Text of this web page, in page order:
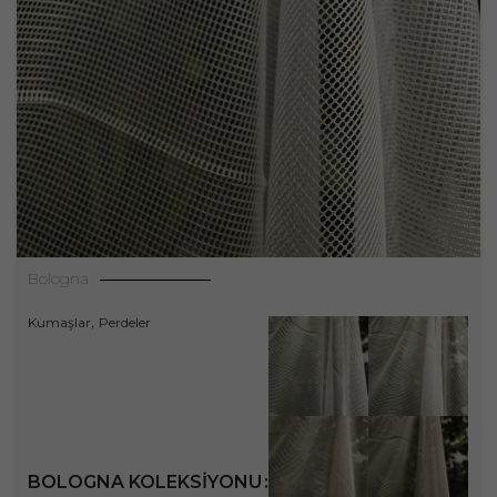
Bologna
Kumaşlar, Perdeler
BOLOGNA KOLEKSIYONU